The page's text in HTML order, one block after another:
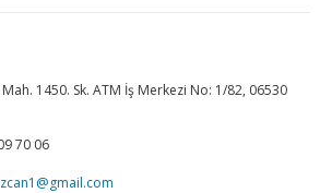
Mah. 1450. Sk. ATM İş Merkezi No: 1/82, 06530
70 06